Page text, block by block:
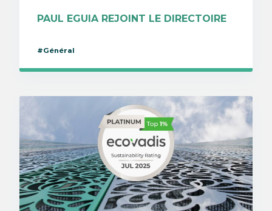
PAUL EGUIA REJOINT LE DIRECTOIRE
#Général